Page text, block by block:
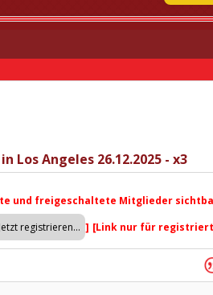
Los Angeles 26.12.2025 - x3
und freigeschaltete Mitglieder
] [Link nur für